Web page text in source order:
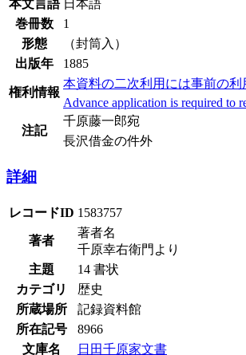
本文言語 日本語
巻冊数
1
形態
（封筒入）
出版年
1885
権利情報
本資料の二次利用には事前の利
Advance application is required to
注記
千原藤一郎宛
長沢借金の件外
詳細
レコードID 1583757
著者
著者名
千原幸右衛門より
主題
14 書状
カテゴリ
歴史
所蔵場所
記録資料館
所在記号
8966
文庫名
日田千原家文書